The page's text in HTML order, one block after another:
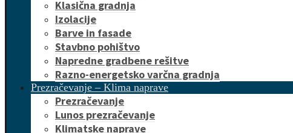
Klasična gradnja
Izolacije
Barve in fasade
Stavbno pohištvo
Napredne gradbene rešitve
Razno-energetsko varčna gradnja
Prezračevanje – Klima naprave
Prezračevanje
Lunos prezračevanje
Klimatske naprave